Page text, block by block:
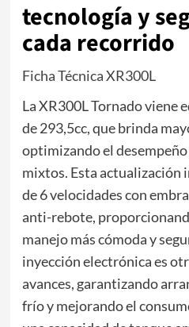
tecnología y
cada recorrido
Ficha Técnica XR300L
La XR300L Tornado viene
de 293,5cc, que brinda
optimizando el
mixtos. Esta actualización
de 6 velocidades con
anti-rebote,
manejo más cómoda y
inyección electrónica es
avances, garantizando
frío y mejorando el